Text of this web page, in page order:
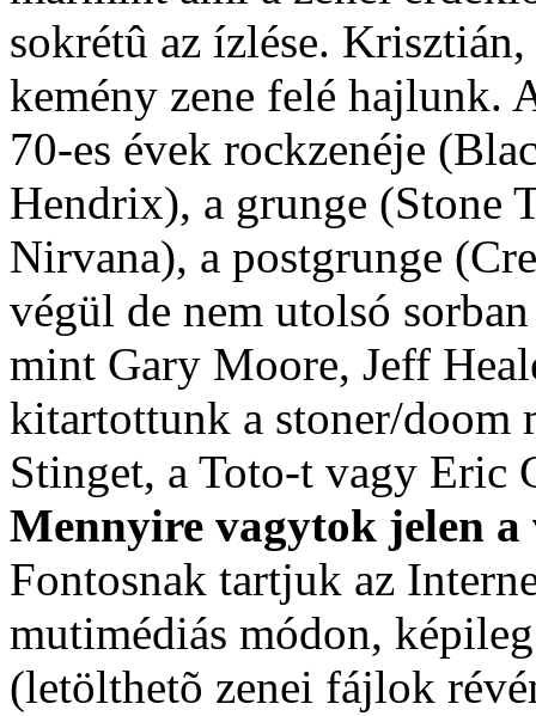
sokrétû az ízlése.
kemény zene felé hajlunk.
70-es évek rockzenéje
Hendrix), a grunge (Stone
Nirvana), a postgrunge
végül de nem utolsó
mint Gary Moore, Jeff
kitartottunk a stoner/doom
Stinget, a Toto-t vagy Eric
Mennyire vagytok jelen
Fontosnak tartjuk az
mutimédiás módon,
(letölthetõ zenei fájlok